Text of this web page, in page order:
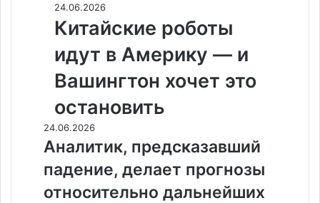
24.06.2026
Китайские роботы
идут в Америку — и
Вашингтон хочет это
остановить
24.06.2026
Аналитик, предсказавший
падение, делает прогнозы
относительно дальнейших